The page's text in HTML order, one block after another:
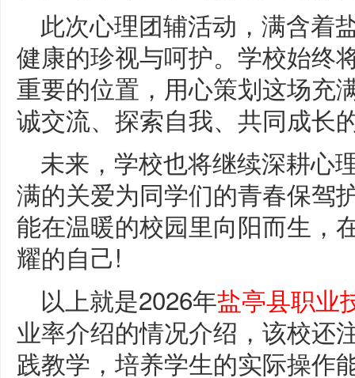
此次心理团辅活动，满含着
健康的珍视与呵护。学校始终
重要的位置，用心策划这场充
诚交流、探索自我、共同成长
未来，学校也将继续深耕心
满的关爱为同学们的青春保驾
能在温暖的校园里向阳而生，
耀的自己!
以上就是2026年盐亭县职业
业率介绍的情况介绍，该校还
践教学，培养学生的实际操作